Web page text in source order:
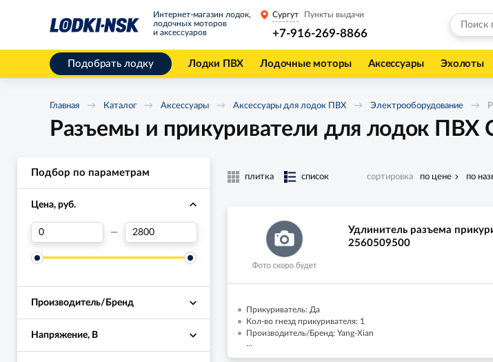
Интернет-магазин лодок,
лодочных моторов
и аксессуаров
Сургут Пункты выдачи
+7-916-269-8866
Подобрать лодку Лодки ПВХ Лодочные моторы Аксессуары Эхолоты
Главная Каталог Аксессуары Аксессуары для лодок ПВХ Электрооборудование
Разъемы и прикуриватели для лодок ПВХ
Подбор по параметрам
Цена, руб.
—
Производитель/Бренд
Напряжение, В
плитка список сортировка по цене по
Удлинитель разъема
2560509500
Прикуриватель: Да
Кол-во гнезд прикуривателя: 1
Производитель/Бренд: Yang-Xian
...